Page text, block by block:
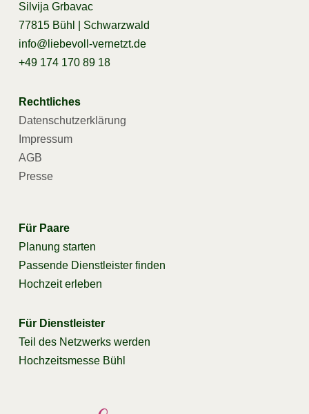
Silvija Grbavac
77815 Bühl | Schwarzwald
info@liebevoll-vernetzt.de
+49 174 170 89 18
Rechtliches
Datenschutzerklärung
Impressum
AGB
Presse
Für Paare
Planung starten
Passende Dienstleister finden
Hochzeit erleben
Für Dienstleister
Teil des Netzwerks werden
Hochzeitsmesse Bühl